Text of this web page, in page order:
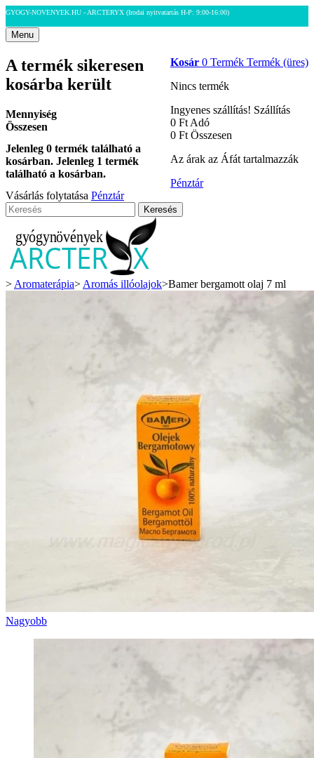
GYOGY-NOVENYEK.HU - ARCTERYX (Irodai nyitvatartás H-P: 9:00-16:00)
Menu
Kosár 0 Termék Termék (üres)
Nincs termék
Ingyenes szállítás! Szállítás
0 Ft‎ Adó
0 Ft‎ Összesen
Az árak az Áfát tartalmazzák
Pénztár
A termék sikeresen
kosárba került
Mennyiség
Összesen
Jelenleg 0 termék található a
kosárban. Jelenleg 1 termék
található a kosárban.
Vásárlás folytatása Pénztár
Keresés
> Aromaterápia> Aromás illóolajok>Bamer bergamott olaj 7 ml
Nagyobb